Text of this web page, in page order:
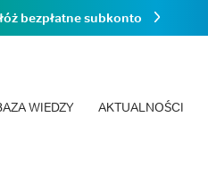
WIEDZY AKTUALNOŚCI
bezpłatne subkonto